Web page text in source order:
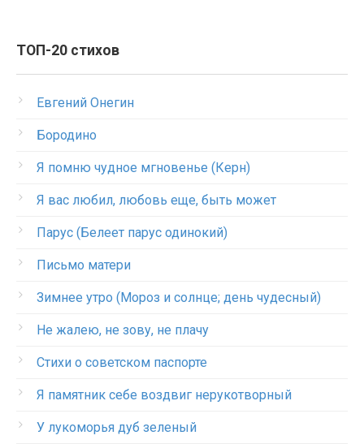
ТОП-20 стихов
Евгений Онегин
Бородино
Я помню чудное мгновенье (Керн)
Я вас любил, любовь еще, быть может
Парус (Белеет парус одинокий)
Письмо матери
Зимнее утро (Мороз и солнце; день чудесный)
Не жалею, не зову, не плачу
Стихи о советском паспорте
Я памятник себе воздвиг нерукотворный
У лукоморья дуб зеленый